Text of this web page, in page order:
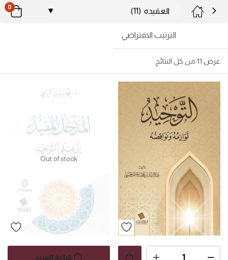
0
عرض ⁦11⁩ من كل النتائج
الترتيب الافتراضي
Out of stock
قراءة المزيد